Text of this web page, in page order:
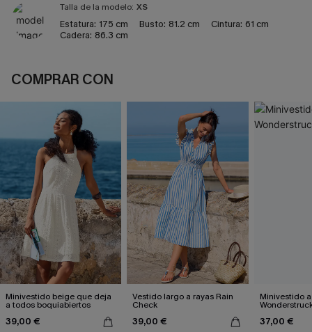
Talla de la modelo: XS
Estatura: 175 cm Busto: 81.2 cm Cintura: 61 cm
Cadera: 86.3 cm
COMPRAR CON
Minivestido beige que deja
a todos boquiabiertos
39,00 €
Vestido largo a rayas Rain
Check
39,00 €
Minivestido
37,00 €